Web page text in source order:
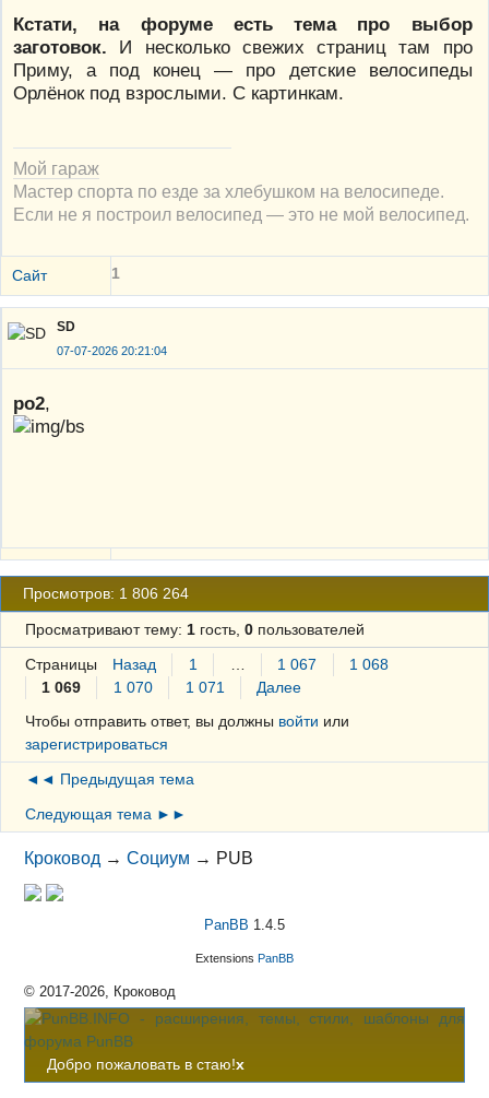
Кстати, на форуме есть тема про выбор
заготовок. И несколько свежих страниц там про
Приму, а под конец — про детские велосипеды
Орлёнок под взрослыми. С картинкам.
Мой гараж
Мастер спорта по езде за хлебушком на велосипеде.
Если не я построил велосипед — это не мой велосипед.
Сайт 1
SD
07-07-2026 20:21:04
po2,
Просмотров: 1 806 264
Просматривают тему: 1гость, 0пользователей
Страницы Назад 1 … 1 067
1 068
1 069
1 070 1 071
Далее
Чтобы отправить ответ, вы должны войти или
зарегистрироваться
◄◄ Предыдущая тема
Следующая тема ►►
Кроковод →Социум → PUB
PanBB 1.4.5
Extensions PanBB
© 2017-2026, Кроковод
Добро пожаловать в стаю!x